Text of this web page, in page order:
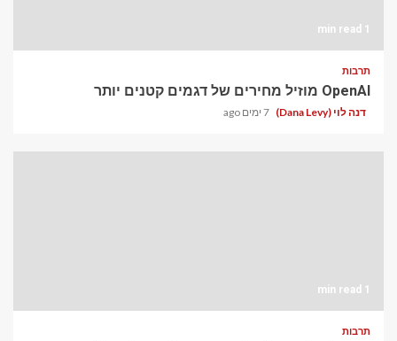
1 min read
תרבות
OpenAI מוזיל מחירים של דגמים קטנים יותר
דנה לוי (Dana Levy) 7 ימים ago
1 min read
תרבות